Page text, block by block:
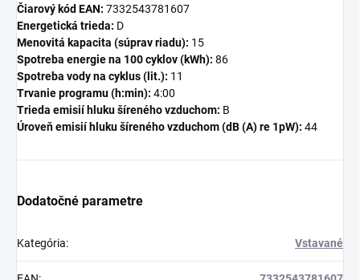
Čiarový kód EAN: 7332543781607
Energetická trieda: D
Menovitá kapacita (súprav riadu): 15
Spotreba energie na 100 cyklov (kWh): 86
Spotreba vody na cyklus (lit.): 11
Trvanie programu (h:min): 4:00
Trieda emisií hluku šíreného vzduchom: B
Úroveň emisií hluku šíreného vzduchom (dB (A) re 1pW): 44
Dodatočné parametre
Kategória: Vstavané